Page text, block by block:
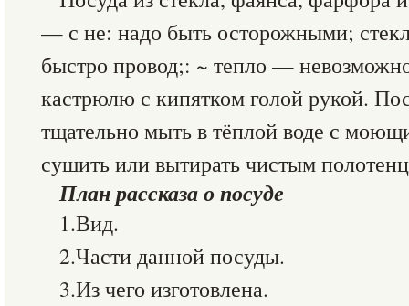
— с не: надо быть осторожными;
быстро провод;: ~ тепло —
кастрюлю с кипятком голой рукой.
тщательно мыть в тёплой воде с
сушить или вытирать чистым
План рассказа о посуде
1.Вид.
2.Части данной посуды.
3.Из чего изготовлена.